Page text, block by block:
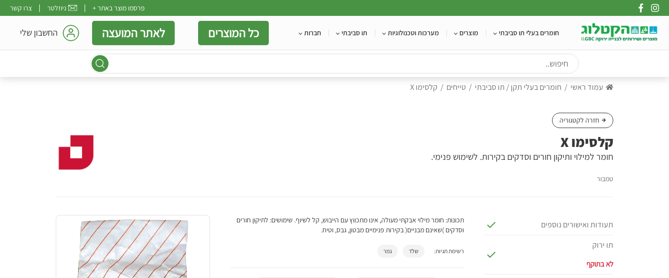
Skip
to
content
פרסמו מוצר באתר + ניוזלטר צרו קשר
חומרים בעלי תו סביבתי מוצרים מערכות וטכנולוגיות תו סביבתי חברות כל המוצרים לאתר המועצה החשבון שלי
עמוד ראשי חומרים בעלי תקן / תו סביבתי טייחים קלסימו X
חזרה לקטגוריה
קלסימו X
חומר למילוי ותיקון חורים וסדקים בקירות. לשימוש פנימי.
טמבור
תעודות ואישורים נוספים
תו ירוק
לא בתוקף
תכונות: חומר מילוי אבקתי מעולה, אינו מתכווץ עם הייבוש, קל לשיוף. שימושים: לתיקון חורים
וסדקים )שאינם מבניים( בקירות פנימיים מבטון, גבס, וטיח.
רשימת תגיות: שלד גמר